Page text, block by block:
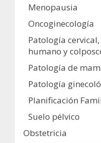
Menopausia
Oncoginecología
Patología
humano y
Patología de
Patología
Planificación
Suelo pélvico
Obstetricia